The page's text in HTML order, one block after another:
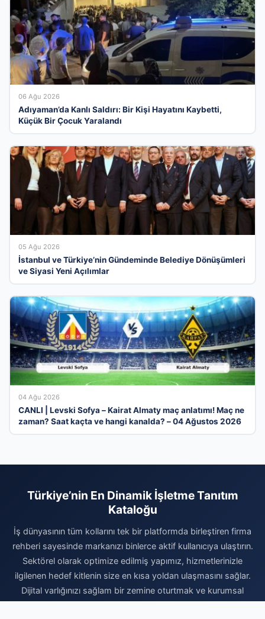
06 Ağu 2026
Adıyaman’da Kanlı Saldırı: Bir Kişi Hayatını Kaybetti,
Küçük Bir Çocuk Yaralandı
05 Ağu 2026
İstanbul ve Türkiye’nin Gündeminde Belediye Dönüşümleri
ve Siyasi Yeni Açılımlar
04 Ağu 2026
CANLI | Levski Sofya – Kairat Almaty maç anlatımı! Maç ne
zaman? Saat kaçta ve hangi kanalda? – 04 Ağustos 2026
Türkiye’nin En Dinamik İşletme Tanıtım
Kataloğu
İş dünyasının tüm kollarını tek bir platformda birleştiren firma
rehberi sayesinde markanızı binlerce aktif kullanıcıya ulaştırın.
Sektörel olarak optimize edilmiş yapımız, hizmetlerinizle
ilgilenen hedef kitlenin size en kısa yoldan ulaşmasını sağlar.
Dijital varlığınızı sağlam bir zemine oturtmak ve kurumsal